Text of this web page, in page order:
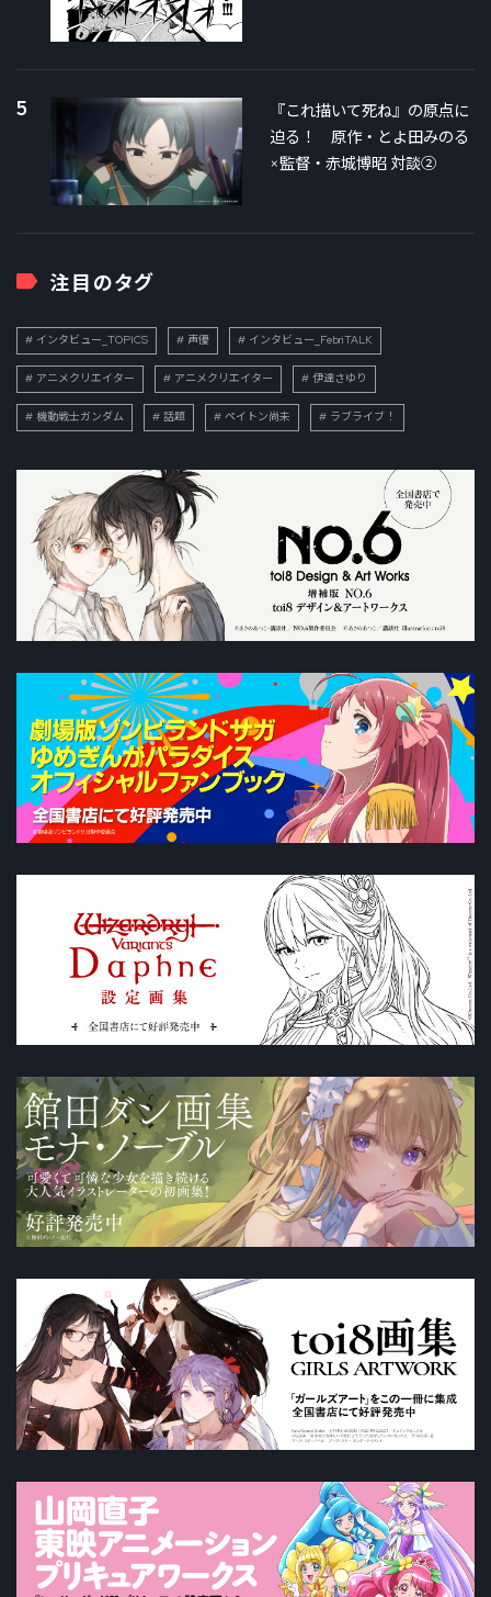
5
『これ描いて死ね』の原点に
迫る！ 原作・とよ田みのる
×監督・赤城博昭 対談②
注目のタグ
インタビュー_TOPICS 声優 インタビュー_FebriTALK
アニメクリエイター アニメクリエイター 伊達さゆり
機動戦士ガンダム 話題 ペイトン尚未 ラブライブ！